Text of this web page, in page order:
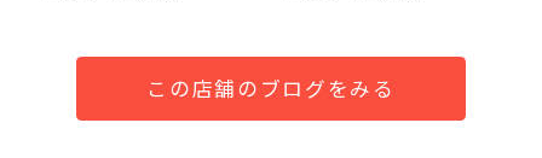
この店舗のブログをみる